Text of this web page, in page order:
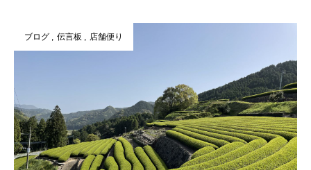
ブログ 伝言板 店舗便り